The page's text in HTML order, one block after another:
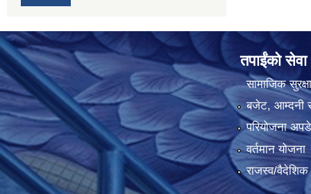
तपाईंको सेवा
सामाजिक सुरक्षा
बजेट, आम्दनी
परियोजना
वर्तमान योजना
राजस्व/वैदेशिक